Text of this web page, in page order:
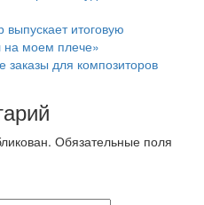
итоговую
на моем плече»
заказы для композиторов
Обязательные поля